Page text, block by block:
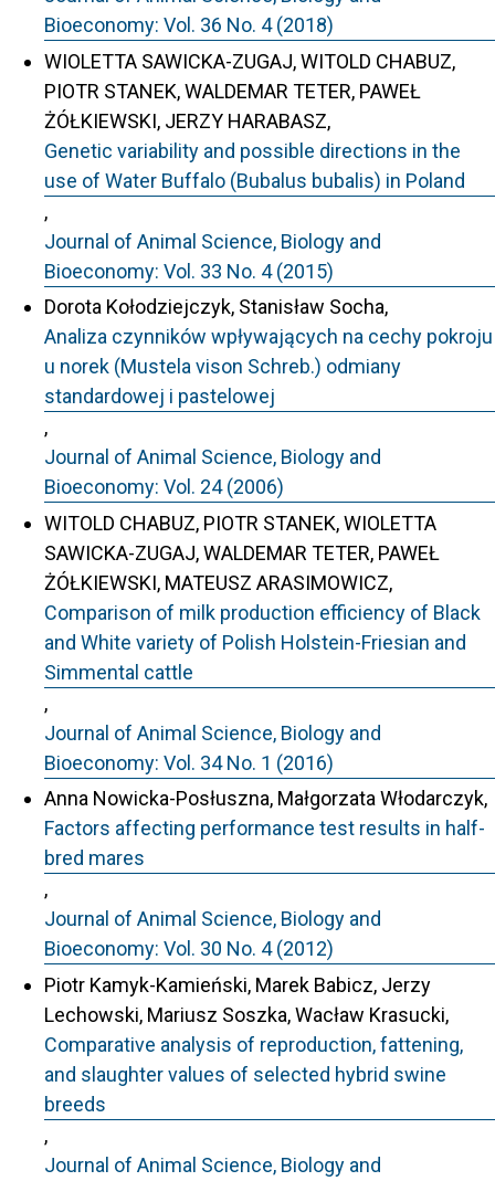
Bioeconomy: Vol. 36 No. 4 (2018)
WIOLETTA SAWICKA-ZUGAJ, WITOLD CHABUZ,
PIOTR STANEK, WALDEMAR TETER, PAWEŁ
ŻÓŁKIEWSKI, JERZY HARABASZ,
Genetic variability and possible directions in the
use of Water Buffalo (Bubalus bubalis) in Poland
,
Journal of Animal Science, Biology and
Bioeconomy: Vol. 33 No. 4 (2015)
Dorota Kołodziejczyk, Stanisław Socha,
Analiza czynników wpływających na cechy pokroju
u norek (Mustela vison Schreb.) odmiany
standardowej i pastelowej
,
Journal of Animal Science, Biology and
Bioeconomy: Vol. 24 (2006)
WITOLD CHABUZ, PIOTR STANEK, WIOLETTA
SAWICKA-ZUGAJ, WALDEMAR TETER, PAWEŁ
ŻÓŁKIEWSKI, MATEUSZ ARASIMOWICZ,
Comparison of milk production efficiency of Black
and White variety of Polish Holstein-Friesian and
Simmental cattle
,
Journal of Animal Science, Biology and
Bioeconomy: Vol. 34 No. 1 (2016)
Anna Nowicka-Posłuszna, Małgorzata Włodarczyk,
Factors affecting performance test results in half-
bred mares
,
Journal of Animal Science, Biology and
Bioeconomy: Vol. 30 No. 4 (2012)
Piotr Kamyk-Kamieński, Marek Babicz, Jerzy
Lechowski, Mariusz Soszka, Wacław Krasucki,
Comparative analysis of reproduction, fattening,
and slaughter values of selected hybrid swine
breeds
,
Journal of Animal Science, Biology and